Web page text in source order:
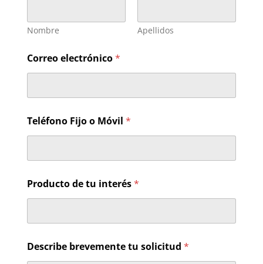
Nombre Apellidos
Correo electrónico*
Teléfono Fijo o Móvil *
o
l
c
t
u
Producto de tu interés*
Describe brevemente tu solicitud *